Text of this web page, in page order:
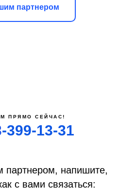
партнером
ПРЯМО СЕЙЧАС!
-399-13-31
партнером, напишите,
с вами связаться: